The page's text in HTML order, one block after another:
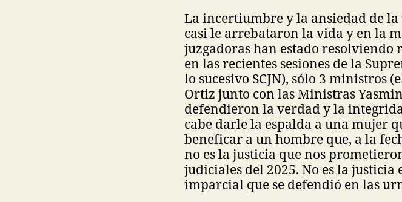
La incertiumbre y la ansiedad de la
casi le arrebataron la vida y en la
juzgadoras han estado resolviendo
en las recientes sesiones de la
lo sucesivo SCJN), sólo 3 ministros
Ortiz junto con las Ministras
defendieron la verdad y la
cabe darle la espalda a una mujer
beneficar a un hombre que, a la
no es la justicia que nos
judiciales del 2025. No es la
imparcial que se defendió en las